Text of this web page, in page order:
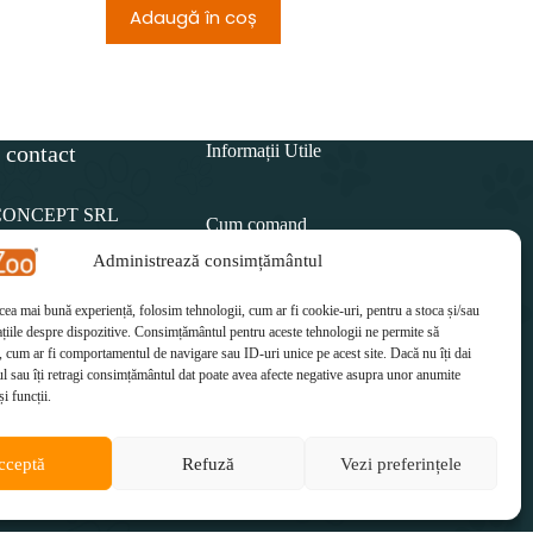
Administrează consimțământul
mai bună experiență, folosim tehnologii, cum ar fi cookie-uri, pentru a stoca și/sau
despre dispozitive. Consimțământul pentru aceste tehnologii ne permite să
cum ar fi comportamentul de navigare sau ID-uri unice pe acest site. Dacă nu îți dai
sau îți retragi consimțământul dat poate avea afecte negative asupra unor anumite
funcții.
Refuză Vezi preferințele
Adaugă în coș
SRL
812
Informații Utile
Cum comand
Politica de retur
Cum plătesc
Cum se livrează